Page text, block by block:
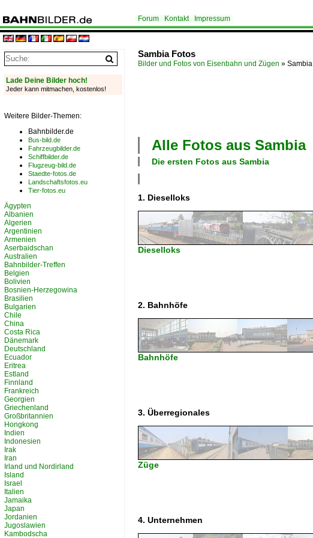
Forum Kontakt Impressum
Sambia Fotos
Bilder und Fotos von Eisenbahn und Zügen » Sambia
Alle Fotos aus Sambia
Die ersten Fotos aus Sambia
1. Dieselloks
Dieselloks
2. Bahnhöfe
Bahnhöfe
3. Überregionales
Züge
4. Unternehmen
Lade Deine Bilder hoch!
Jeder kann mitmachen, kostenlos!
Weitere Bilder-Themen:
Bahnbilder.de
Bus-bild.de
Fahrzeugbilder.de
Schiffbilder.de
Flugzeug-bild.de
Staedte-fotos.de
Landschaftsfotos.eu
Tier-fotos.eu
Ägypten
Albanien
Algerien
Argentinien
Armenien
Aserbaidschan
Australien
Bahnbilder-Treffen
Belgien
Bolivien
Bosnien-Herzegowina
Brasilien
Bulgarien
Chile
China
Costa Rica
Dänemark
Deutschland
Ecuador
Eritrea
Estland
Finnland
Frankreich
Georgien
Griechenland
Großbritannien
Hongkong
Indien
Indonesien
Irak
Iran
Irland und Nordirland
Island
Israel
Italien
Jamaika
Japan
Jordanien
Jugoslawien
Kambodscha